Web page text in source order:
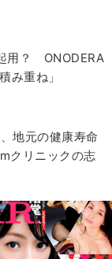
用？ ONODERA
み重ね」
地元の健康寿命
クリニックの志